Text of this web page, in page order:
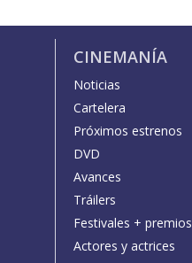
CINEMANÍA
Noticias
Cartelera
Próximos estrenos
DVD
Avances
Tráilers
Festivales + premios
Actores y actrices